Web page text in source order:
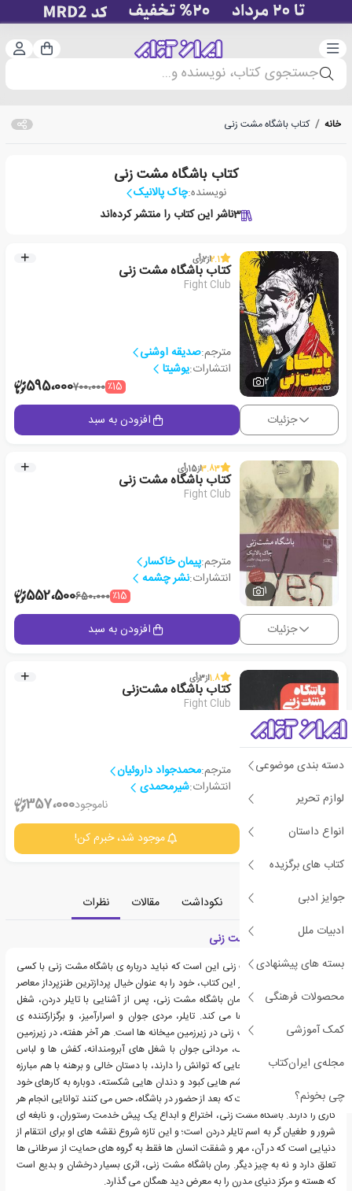
دسته‌بندی سبد
جستجوی کتاب، نویسنده و...
دسته بندی موضوعی
لوازم تحریر
انواع داستان
کتاب های برگزیده
جوایز ادبی
ادبیات ملل
بسته های پیشنهادی
محصولات فرهنگی
کمک آموزشی
مجله‌ی ایران‌کتاب
چی بخونم؟
خانه / کتاب باشگاه مشت زنی
کتاب باشگاه مشت زنی
نویسنده:چاک پالانیک
3ناشر این کتاب را منتشر کرده‌اند
2
2.1از2رأی
کتاب باشگاه مشت زنی
Fight Club
مترجم:صدیقه اوشنی
انتشارات:یوشیتا
٪15700،000595،000
جزئیات افزودن به سبد
1
3.83از15رأی
کتاب باشگاه مشت زنی
Fight Club
مترجم:پیمان خاکسار
انتشارات:نشر چشمه
٪15650،000552،500
جزئیات افزودن به سبد
1.8از3رأی
کتاب باشگاه مشت‌زنی
Fight Club
مترجم:محمدجواد داروئیان
انتشارات:شیرمحمدی
ناموجود357،000
جزئیات موجود شد، خبرم کن!
معرفی دسته‌بندی نکوداشت مقالات
نظرات
معرفی کتاب باشگاه مشت زنی
اولین قانون باشگاه مشت زنی این است که نباید درباره ی باشگاه مشت زنی با کسی
حرفی زد. چاک پالانیک در این کتاب، خود را به عنوان خیال پردازترین طنزپرداز معاصر
مطرح کرد. راوی منزوی رمان باشگاه مشت زنی، پس از آشنایی با تایلر دردن، شغل
کسل کننده ی خود را رها می کند. تایلر، مردی جوان و اسرارآمیز، و برگزارکننده ی
مسابقات غیرقانونی مشت زنی در زیرزمین میخانه ها است. هر آخر هفته، در زیرزمین
ها و محوطه های پارکینگ، مردانی جوان با شغل های آبرومندانه، کفش ها و لباس
های خود را درآورده و تا جایی که توانش را دارند، با دستان خالی و برهنه با هم مبارزه
می کنند. پس از آن، با چشم هایی کبود و دندان هایی شکسته، دوباره به کارهای خود
باز می گردند، با این تفاوت که بعد از حضور در باشگاه، حس می کنند توانایی انجام هر
کاری را دارند. باشگاه مشت زنی، اختراع و ابداع یک پیش خدمت رستوران، و نابغه ای
شرور و طغیان گر به اسم تایلر دردن است؛ و این تازه شروع نقشه های او برای انتقام از
دنیایی است که در آن، مهر و شفقت انسان ها فقط به گروه های حمایت از سرطانی ها
تعلق دارد و نه به چیز دیگر. رمان باشگاه مشت زنی، اثری بسیار درخشان و بدیع است
که هسته و مرکز دنیای مدرن را به معرض دید همگان می گذارد.